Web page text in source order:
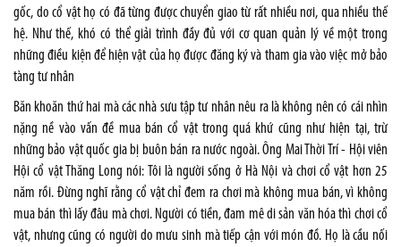
gốc, do cổ vật họ có đã từng được chuyển giao từ rất nhiều nơi, qua nhiều thế
hệ. Như thế, khó có thể giải trình đầy đủ với cơ quan quản lý về một trong
những điều kiện để hiện vật của họ được đăng ký và tham gia vào việc mở bảo
tàng tư nhân
Băn khoăn thứ hai mà các nhà sưu tập tư nhân nêu ra là không nên có cái nhìn
nặng nề vào vấn đề mua bán cổ vật trong quá khứ cũng như hiện tại, trừ
những bảo vật quốc gia bị buôn bán ra nước ngoài. Ông Mai Thời Trí - Hội viên
Hội cổ vật Thăng Long nói: Tôi là người sống ở Hà Nội và chơi cổ vật hơn 25
năm rồi. Đừng nghĩ rằng cổ vật chỉ đem ra chơi mà không mua bán, vì không
mua bán thì lấy đâu mà chơi. Người có tiền, đam mê di sản văn hóa thì chơi cổ
vật, nhưng cũng có người do mưu sinh mà tiếp cận với món đồ. Họ là cầu nối